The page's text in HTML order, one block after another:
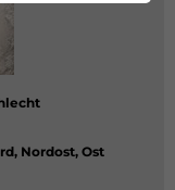
Nordost, Ost